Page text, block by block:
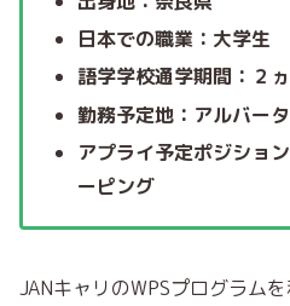
日本での職業：大学生
語学学校通学期間：２
勤務予定地：アルバー
アプライ予定ポジショ
ーピング
JANキャリのWPSプログラム